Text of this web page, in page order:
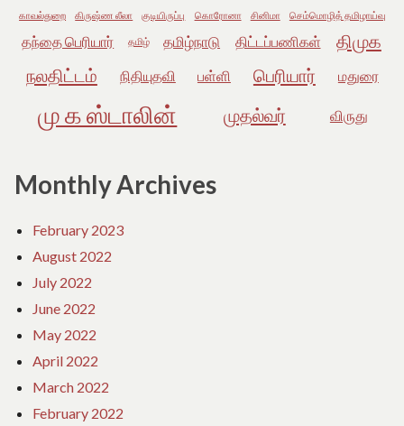
காவல்துறை கிருஷ்ண லீலா குடியிருப்பு கொரோனா சினிமா செம்மொழித் தமிழாய்வு
தந்தை பெரியார் தமிழ் தமிழ்நாடு திட்டப்பணிகள்
திமுக
நலதிட்டம்
நிதியுதவி பள்ளி பெரியார் மதுரை
மு க ஸ்டாலின் முதல்வர் விருது
Monthly Archives
February 2023
August 2022
July 2022
June 2022
May 2022
April 2022
March 2022
February 2022